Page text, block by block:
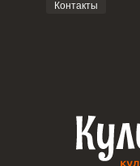
Контакты